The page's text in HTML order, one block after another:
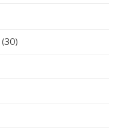
(30)